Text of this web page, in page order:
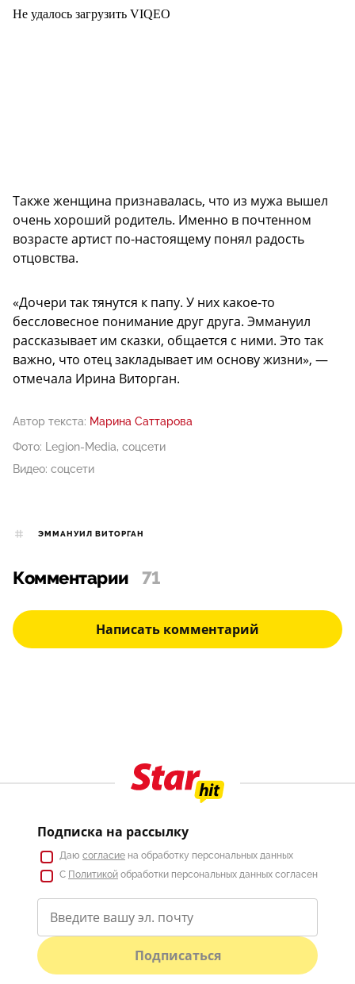
Не удалось загрузить VIQEO
Также женщина признавалась, что из мужа вышел
очень хороший родитель. Именно в почтенном
возрасте артист по-настоящему понял радость
отцовства.
«Дочери так тянутся к папу. У них какое-то
бессловесное понимание друг друга. Эммануил
рассказывает им сказки, общается с ними. Это так
важно, что отец закладывает им основу жизни», —
отмечала Ирина Виторган.
Автор текста: Марина Саттарова
Фото: Legion-Media, соцсети
Видео: соцсети
ЭММАНУИЛ ВИТОРГАН
Комментарии 71
Написать комментарий
Подписка на рассылку
Даю согласие на обработку персональных данных
С Политикой обработки персональных данных согласен
Подписаться